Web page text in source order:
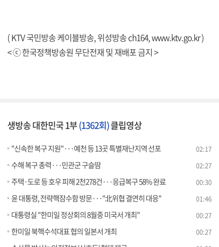
( KTV 국민방송 케이블방송, 위성방송 ch164,www.ktv.go.kr)
< ⓒ 한국정책방송원 무단전재 및 재배포 금지 >
생방송 대한민국 1부(1362회)클립영상
"신속한 복구 지원"···예천 등 13곳 특별재난지역 선포 02:17
수해 복구 총력···민관군 구슬땀 02:27
주택·도로 등 호우 피해 2천278건···응급복구 58% 완료 00:30
윤 대통령, 전략핵잠수함 방문···"北위협 결연히 대응" 01:46
대통령실 "한미일 정상회의 8월중 미국서 개최" 00:27
한미일 북핵수석대표 협의 일본서 개최 00:27